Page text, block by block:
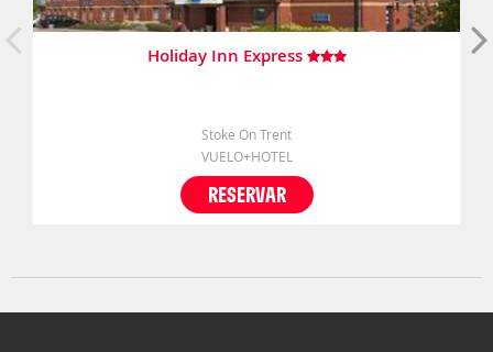
Holiday Inn Express
Stoke On Trent
VUELO+HOTEL
RESERVAR